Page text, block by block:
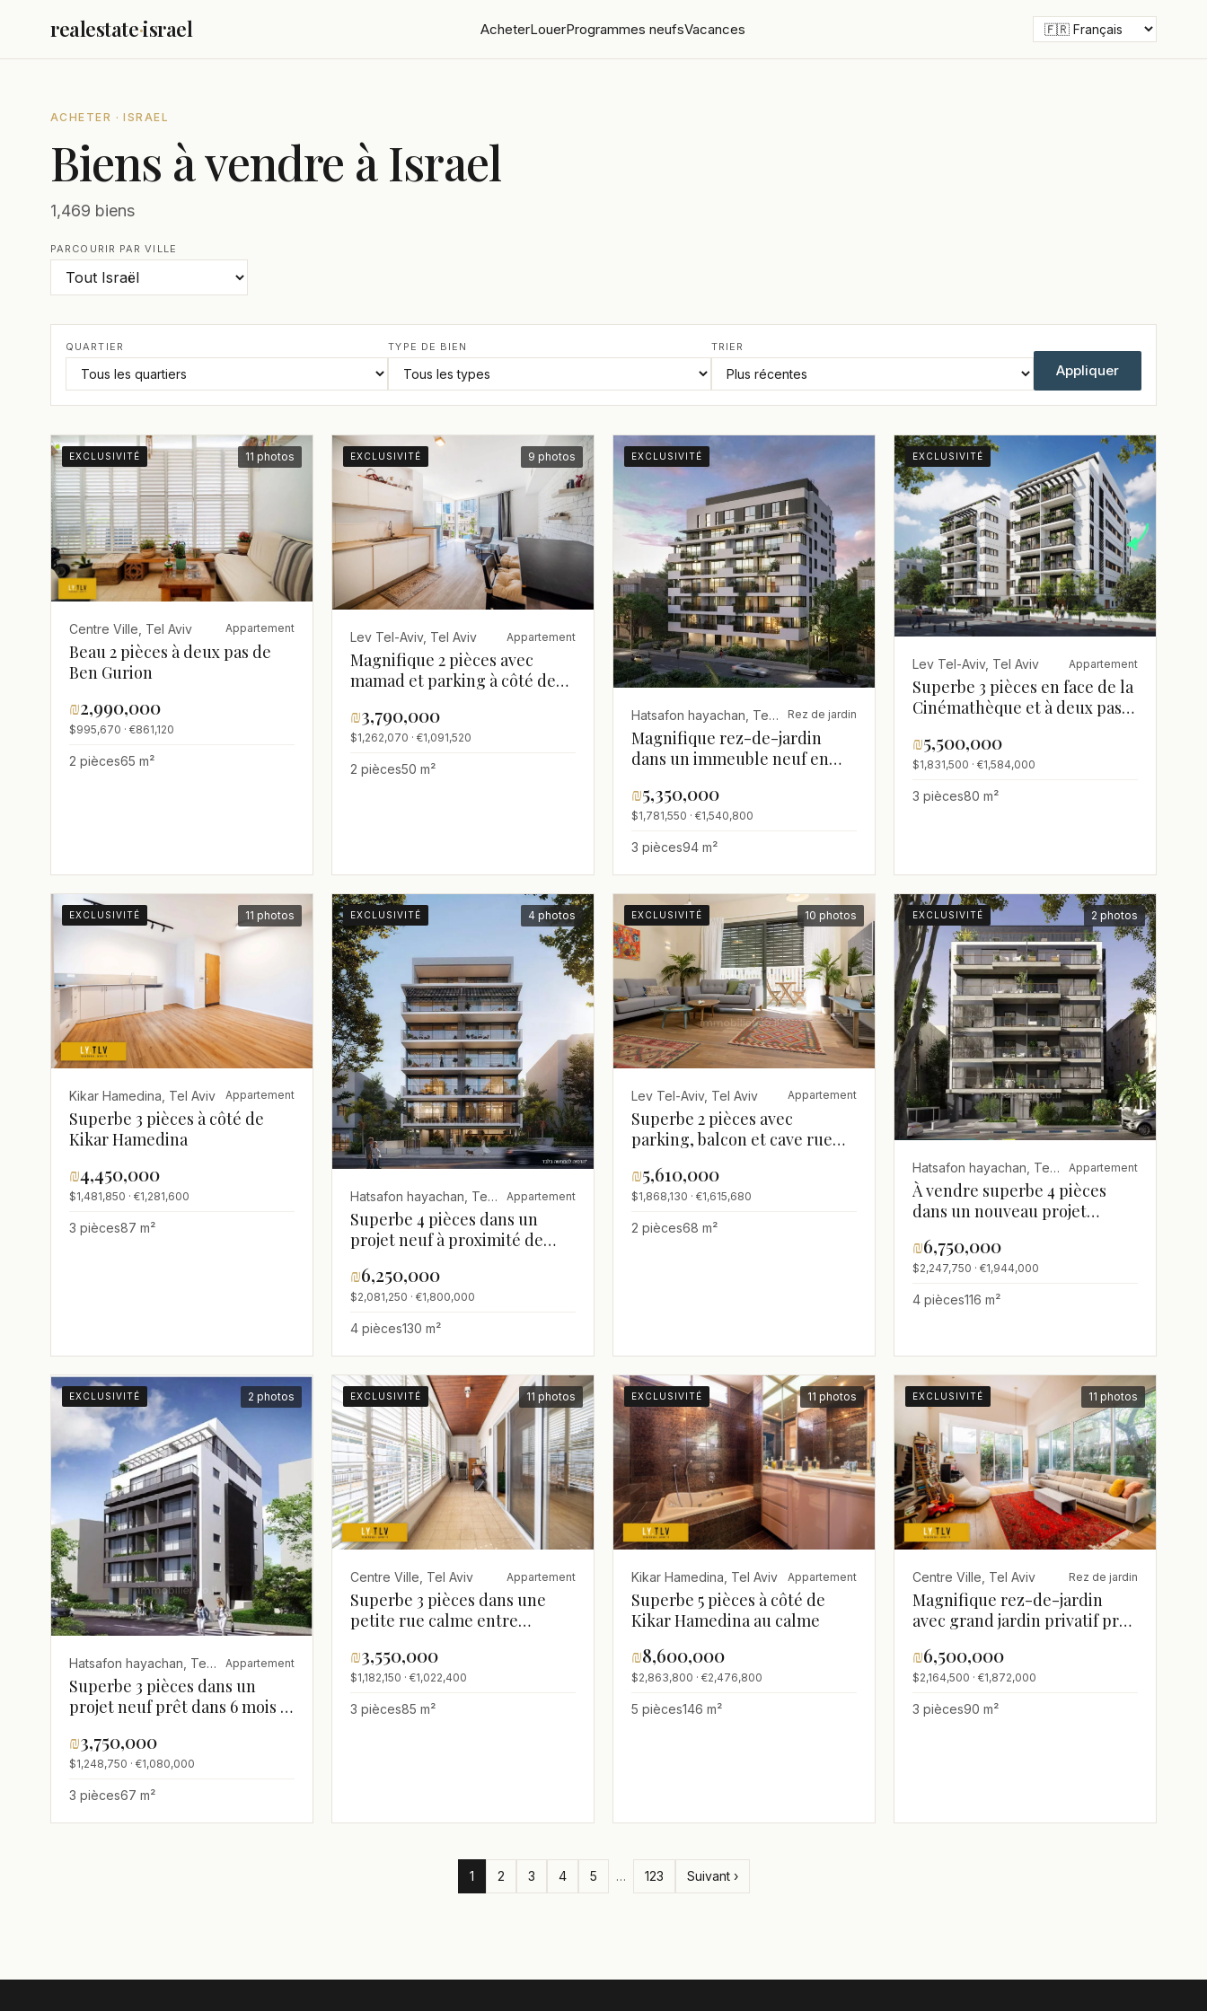
realestate·israel AcheterLouerProgrammes neufsVacances
ACHETER · ISRAEL
Biens à vendre à Israel
1,469 biens
PARCOURIR PAR VILLE
QUARTIER TYPE DE BIEN TRIER
Appliquer
EXCLUSIVITÉ 11 photos
Centre Ville, Tel Aviv Appartement
Beau 2 pièces à deux pas de
Ben Gurion
₪2,990,000
$995,670 · €861,120
2 pièces65 m²
EXCLUSIVITÉ 9 photos
Lev Tel-Aviv, Tel Aviv Appartement
Magnifique 2 pièces avec
mamad et parking à côté de
₪3,790,000
$1,262,070 · €1,091,520
2 pièces50 m²
EXCLUSIVITÉ
Hatsafon hayachan, Tel Aviv Rez de jardin
Magnifique rez-de-jardin
dans un immeuble neuf en
₪5,350,000
$1,781,550 · €1,540,800
3 pièces94 m²
EXCLUSIVITÉ
Lev Tel-Aviv, Tel Aviv Appartement
Superbe 3 pièces en face de la
Cinémathèque et à deux pas
mois
₪5,500,000
$1,831,500 · €1,584,000
3 pièces80 m²
EXCLUSIVITÉ 11 photos
Kikar Hamedina, Tel Aviv Appartement
Superbe 3 pièces à côté de
Kikar Hamedina
₪4,450,000
$1,481,850 · €1,281,600
3 pièces87 m²
EXCLUSIVITÉ 4 photos
Hatsafon hayachan, Tel Aviv Appartement
Superbe 4 pièces dans un
projet neuf à proximité de
₪6,250,000
$2,081,250 · €1,800,000
4 pièces130 m²
EXCLUSIVITÉ 10 photos
Lev Tel-Aviv, Tel Aviv Appartement
Superbe 2 pièces avec
parking, balcon et cave rue
₪5,610,000
$1,868,130 · €1,615,680
2 pièces68 m²
EXCLUSIVITÉ 2 photos
Hatsafon hayachan, Tel Aviv Appartement
À vendre superbe 4 pièces
dans un nouveau projet
₪6,750,000
$2,247,750 · €1,944,000
4 pièces116 m²
EXCLUSIVITÉ 2 photos
Hatsafon hayachan, Tel Aviv Appartement
Superbe 3 pièces dans un
projet neuf prêt dans 6 mois à
₪3,750,000
$1,248,750 · €1,080,000
3 pièces67 m²
EXCLUSIVITÉ 11 photos
Centre Ville, Tel Aviv Appartement
Superbe 3 pièces dans une
petite rue calme entre
₪3,550,000
$1,182,150 · €1,022,400
3 pièces85 m²
EXCLUSIVITÉ 11 photos
Kikar Hamedina, Tel Aviv Appartement
Superbe 5 pièces à côté de
Kikar Hamedina au calme
₪8,600,000
$2,863,800 · €2,476,800
5 pièces146 m²
EXCLUSIVITÉ 11 photos
Centre Ville, Tel Aviv Rez de jardin
Magnifique rez-de-jardin
avec grand jardin privatif près
₪6,500,000
$2,164,500 · €1,872,000
3 pièces90 m²
1 2 3 4 5 … 123 Suivant ›